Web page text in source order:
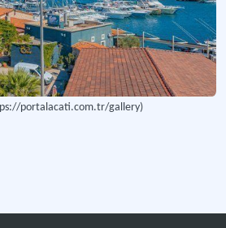
portalacati.com.tr/gallery)